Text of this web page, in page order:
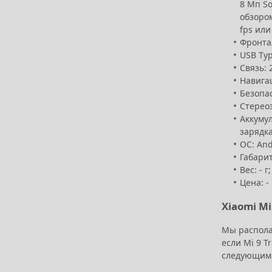
8 Мп
fps
USB
Связь:
ОС:
Вес: - г;
Цена: -
Xiaomi
Мы
если Mi 9